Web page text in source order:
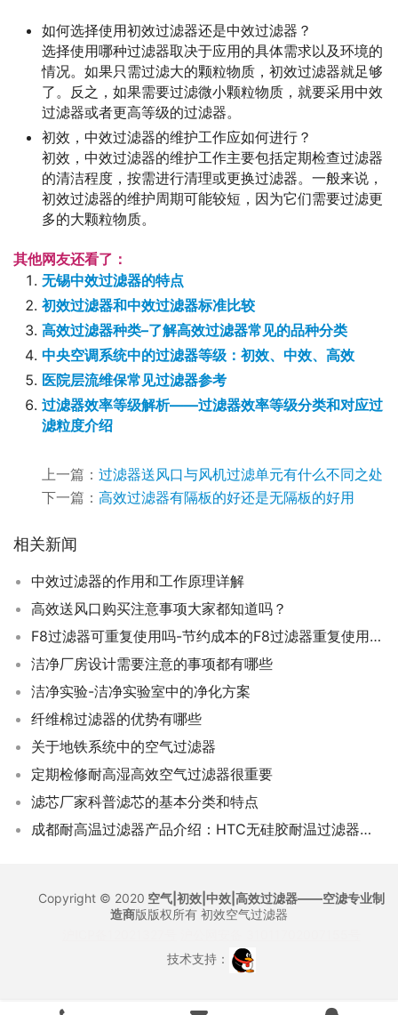
如何选择使用初效过滤器还是中效过滤器？
选择使用哪种过滤器取决于应用的具体需求以及环境的
情况。如果只需过滤大的颗粒物质，初效过滤器就足够
了。反之，如果需要过滤微小颗粒物质，就要采用中效
过滤器或者更高等级的过滤器。
初效，中效过滤器的维护工作应如何进行？
初效，中效过滤器的维护工作主要包括定期检查过滤器
的清洁程度，按需进行清理或更换过滤器。一般来说，
初效过滤器的维护周期可能较短，因为它们需要过滤更
多的大颗粒物质。
其他网友还看了：
无锡中效过滤器的特点
初效过滤器和中效过滤器标准比较
高效过滤器种类–了解高效过滤器常见的品种分类
中央空调系统中的过滤器等级：初效、中效、高效
医院层流维保常见过滤器参考
过滤器效率等级解析——过滤器效率等级分类和对应过
滤粒度介绍
上一篇： 过滤器送风口与风机过滤单元有什么不同之处
下一篇： 高效过滤器有隔板的好还是无隔板的好用
相关新闻
中效过滤器的作用和工作原理详解
高效送风口购买注意事项大家都知道吗？
F8过滤器可重复使用吗-节约成本的F8过滤器重复使用方法
洁净厂房设计需要注意的事项都有哪些
洁净实验-洁净实验室中的净化方案
纤维棉过滤器的优势有哪些
关于地铁系统中的空气过滤器
定期检修耐高湿高效空气过滤器很重要
滤芯厂家科普滤芯的基本分类和特点
成都耐高温过滤器产品介绍：HTC无硅胶耐温过滤器的特点是什么？
Copyright © 2020 空气|初效|中效|高效过滤器——空滤专业制
造商版版权所有 初效空气过滤器
技术支持：